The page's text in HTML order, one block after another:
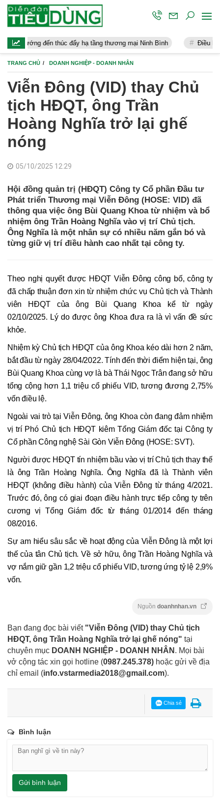
thúc đẩy hạ tầng thương mại Ninh Bình Điều hành kinh tế vĩ mô
TRANG CHỦ DOANH NGHIỆP - DOANH NHÂN
Viễn Đông (VID) thay Chủ
tịch HĐQT, ông Trần
Hoàng Nghĩa trở lại ghế
nóng
05/10/2025 12:29
Hội đồng quản trị (HĐQT) Công ty Cổ phần Đầu tư
Phát triển Thương mại Viễn Đông (HOSE: VID) đã
thông qua việc ông Bùi Quang Khoa từ nhiệm và bổ
nhiệm ông Trần Hoàng Nghĩa vào vị trí Chủ tịch.
Ông Nghĩa là một nhân sự có nhiều năm gắn bó và
từng giữ vị trí điều hành cao nhất tại công ty.
Theo nghị quyết được HĐQT Viễn Đông công bố, công ty
đã chấp thuận đơn xin từ nhiệm chức vụ Chủ tịch và Thành
viên HĐQT của ông Bùi Quang Khoa kể từ ngày
02/10/2025. Lý do được ông Khoa đưa ra là vì vấn đề sức
khỏe.
Nhiệm kỳ Chủ tịch HĐQT của ông Khoa kéo dài hơn 2 năm,
bắt đầu từ ngày 28/04/2022. Tính đến thời điểm hiện tại, ông
Bùi Quang Khoa cùng vợ là bà Thái Ngọc Trân đang sở hữu
tổng cộng hơn 1,1 triệu cổ phiếu VID, tương đương 2,75%
vốn điều lệ.
Ngoài vai trò tại Viễn Đông, ông Khoa còn đang đảm nhiệm
vị trí Phó Chủ tịch HĐQT kiêm Tổng Giám đốc tại Công ty
Cổ phần Công nghệ Sài Gòn Viễn Đông (HOSE: SVT).
Người được HĐQT tín nhiệm bầu vào vị trí Chủ tịch thay thế
là ông Trần Hoàng Nghĩa. Ông Nghĩa đã là Thành viên
HĐQT (không điều hành) của Viễn Đông từ tháng 4/2021.
Trước đó, ông có giai đoạn điều hành trực tiếp công ty trên
cương vị Tổng Giám đốc từ tháng 01/2014 đến tháng
08/2016.
Sự am hiểu sâu sắc về hoạt động của Viễn Đông là một lợi
thế của tân Chủ tịch. Về sở hữu, ông Trần Hoàng Nghĩa và
vợ nắm giữ gần 1,2 triệu cổ phiếu VID, tương ứng tỷ lệ 2,9%
vốn.
Nguồn doanhnhan.vn
Bạn đang đọc bài viết "Viễn Đông (VID) thay Chủ tịch
HĐQT, ông Trần Hoàng Nghĩa trở lại ghế nóng" tại
chuyên mục DOANH NGHIỆP - DOANH NHÂN . Mọi bài
vở cộng tác xin gọi hotline (0987.245.378) hoặc gửi về địa
chỉ email (info.vstarmedia2018@gmail.com).
Chia sẻ
Bình luận
Gửi bình luận